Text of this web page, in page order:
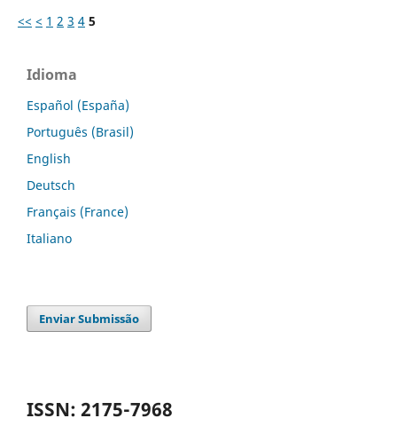
<< < 1 2 3 4 5
Idioma
Español (España)
Português (Brasil)
English
Deutsch
Français (France)
Italiano
Enviar Submissão
ISSN: 2175-7968